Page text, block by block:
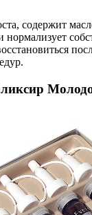
содержит
нормализует